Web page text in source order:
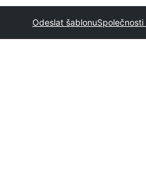
Odeslat šablonu